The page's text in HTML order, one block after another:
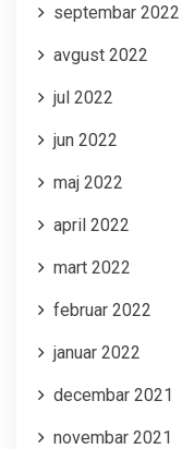
septembar 2022
avgust 2022
jul 2022
jun 2022
maj 2022
april 2022
mart 2022
februar 2022
januar 2022
decembar 2021
novembar 2021